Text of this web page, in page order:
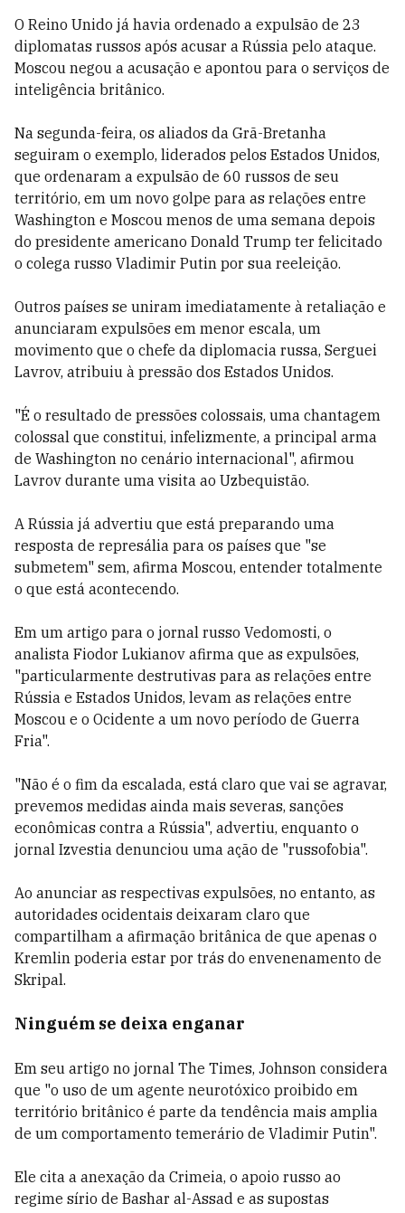
O Reino Unido já havia ordenado a expulsão de 23
diplomatas russos após acusar a Rússia pelo ataque.
Moscou negou a acusação e apontou para o serviços de
inteligência britânico.
Na segunda-feira, os aliados da Grã-Bretanha
seguiram o exemplo, liderados pelos Estados Unidos,
que ordenaram a expulsão de 60 russos de seu
território, em um novo golpe para as relações entre
Washington e Moscou menos de uma semana depois
do presidente americano Donald Trump ter felicitado
o colega russo Vladimir Putin por sua reeleição.
Outros países se uniram imediatamente à retaliação e
anunciaram expulsões em menor escala, um
movimento que o chefe da diplomacia russa, Serguei
Lavrov, atribuiu à pressão dos Estados Unidos.
"É o resultado de pressões colossais, uma chantagem
colossal que constitui, infelizmente, a principal arma
de Washington no cenário internacional", afirmou
Lavrov durante uma visita ao Uzbequistão.
A Rússia já advertiu que está preparando uma
resposta de represália para os países que "se
submetem" sem, afirma Moscou, entender totalmente
o que está acontecendo.
Em um artigo para o jornal russo Vedomosti, o
analista Fiodor Lukianov afirma que as expulsões,
"particularmente destrutivas para as relações entre
Rússia e Estados Unidos, levam as relações entre
Moscou e o Ocidente a um novo período de Guerra
Fria".
"Não é o fim da escalada, está claro que vai se agravar,
prevemos medidas ainda mais severas, sanções
econômicas contra a Rússia", advertiu, enquanto o
jornal Izvestia denunciou uma ação de "russofobia".
Ao anunciar as respectivas expulsões, no entanto, as
autoridades ocidentais deixaram claro que
compartilham a afirmação britânica de que apenas o
Kremlin poderia estar por trás do envenenamento de
Skripal.
Ninguém se deixa enganar
Em seu artigo no jornal The Times, Johnson considera
que "o uso de um agente neurotóxico proibido em
território britânico é parte da tendência mais amplia
de um comportamento temerário de Vladimir Putin".
Ele cita a anexação da Crimeia, o apoio russo ao
regime sírio de Bashar al-Assad e as supostas